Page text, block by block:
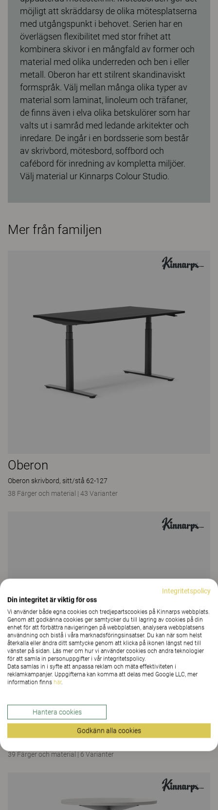
möjligt att skräddarsy de olika mötesplatserna
med utgångspunkt i behovet. Serien har en
överlägsen flexibilitet med stor frihet att
kombinera skivor i en mångfald av former och
material med olika underreden och ben i eller
metall. Oberon har ett stilrent skandinaviskt
formspråk. Välj mellan många olika typer av
material som laminat, linoleum och träfaner,
de finns även i elva olika betskulörer som har
valts ut i samråd med ledande arkitekter och
inredare. De ingår i en bordsserie som består
av skrivbord, mötesbord, soffbord och
cafébord för inredning av kompletta miljöer.
Välj material ur Kinnarps Colour Studio.
Mer från familjen
Oberon
Oberon skrivbord, sitt/stå 62-127
38 Färger och material | 43 Varianter
Oberon
39 Färger och material | 6 Varianter
Integritetspolicy
Din integritet är viktig för oss
Vi använder både egna cookies och tredjepartscookies på Kinnarps webbplats.
Genom att godkänna cookies ger samtycker du till lagring av cookies på din
enhet för att förbättra navigeringen på webbplatsen, analysera webbplatsens
användning och bistå i våra marknadsföringsinsatser. Du kan när som helst
återkalla eller ändra ditt samtycke genom att klicka på ikonen längst ned till
vänster på sidan. Läs mer om hur vi använder cookies och andra teknologier
för att samla in personuppgifter i vår integritetspolicy.
Data samlas in i syfte att anpassa reklam och mäta effektiviteten i
reklamkampanjer. Uppgifterna kan komma att delas med Google LLC, mer
information finns här.
Hantera cookies
Godkänn alla cookies